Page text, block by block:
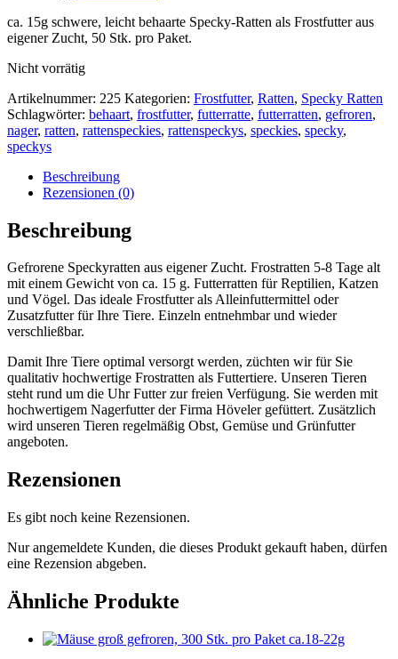
ca. 15g schwere, leicht behaarte Specky-Ratten als Frostfutter aus
eigener Zucht, 50 Stk. pro Paket.
Nicht vorrätig
Artikelnummer: 225 Kategorien: Frostfutter, Ratten, Specky Ratten
Schlagwörter: behaart, frostfutter, futterratte, futterratten, gefroren,
nager, ratten, rattenspeckies, rattenspeckys, speckies, specky,
speckys
Beschreibung
Rezensionen (0)
Beschreibung
Gefrorene Speckyratten aus eigener Zucht. Frostratten 5-8 Tage alt
mit einem Gewicht von ca. 15 g. Futterratten für Reptilien, Katzen
und Vögel. Das ideale Frostfutter als Alleinfuttermittel oder
Zusatzfutter für Ihre Tiere. Einzeln entnehmbar und wieder
verschließbar.
Damit Ihre Tiere optimal versorgt werden, züchten wir für Sie
qualitativ hochwertige Frostratten als Futtertiere. Unseren Tieren
steht rund um die Uhr Futter zur freien Verfügung. Sie werden mit
hochwertigem Nagerfutter der Firma Höveler gefüttert. Zusätzlich
wird unseren Tieren regelmäßig Obst, Gemüse und Grünfutter
angeboten.
Rezensionen
Es gibt noch keine Rezensionen.
Nur angemeldete Kunden, die dieses Produkt gekauft haben, dürfen
eine Rezension abgeben.
Ähnliche Produkte